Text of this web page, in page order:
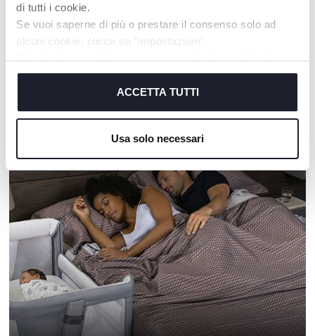
di tutti i cookie.
Se vuoi saperne di più o prestare il consenso solo ad
alcuni cookie, clicca su "impostazioni".
Chiudendo questo banner acconsenti all’uso dei soli
cookie tecnici, indispensabili per fruire del servizio
ACCETTA TUTTI
Usa solo necessari
+ COULEURS
Mobile Arc-en-ciel 3 en 1
Ourson projecteur Baby
Bear
NOS RECOMMANDATIONS